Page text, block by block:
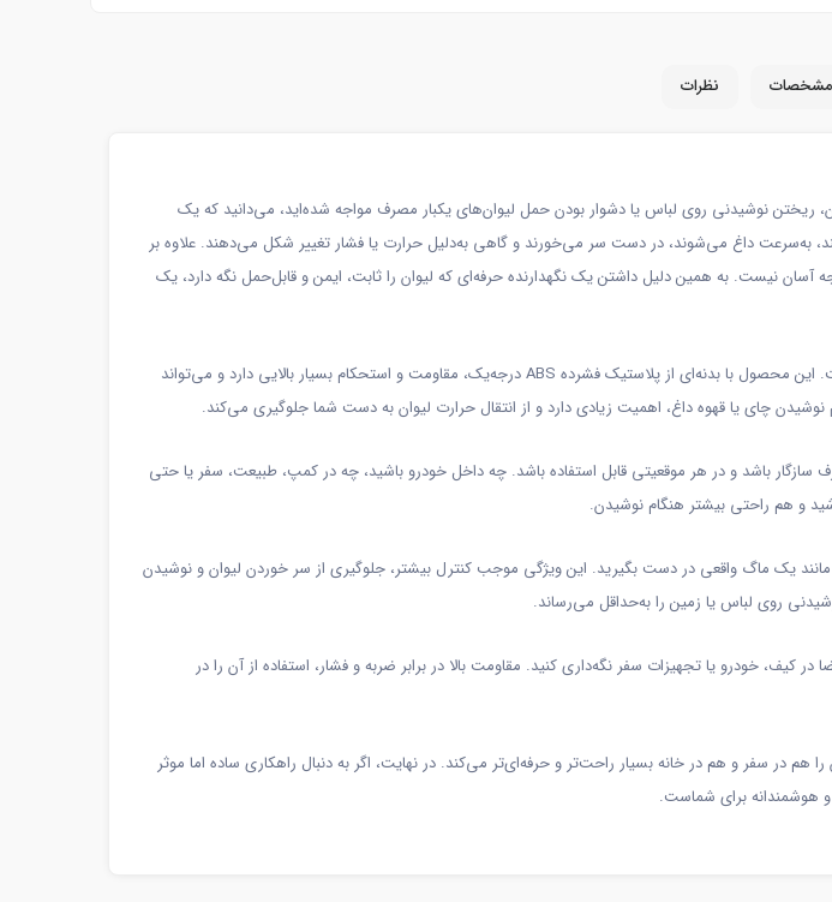
مشخصات نظرات
ریختن نوشیدنی روی لباس یا دشوار بودن حمل لیوان‌های یکبار مصرف مواجه شده‌اید، می‌دانید که یک
به‌سرعت داغ می‌شوند، در دست سر می‌خورند و گاهی به‌دلیل حرارت یا فشار تغییر شکل می‌دهند. علاوه بر
نیست. به همین دلیل داشتن یک نگهدارنده حرفه‌ای که لیوان را ثابت، ایمن و قابل‌حمل نگه دارد، یک
هولدر نگهدارنده لیوان یکبار مصرف و کاغذی بسته ۱۰ عددی، دقیقاً برای رفع این مشکل طراحی شده است. این محصول با بدنه‌ای از پلاستیک فشرده ABS درجه‌یک، مقاومت و استحکام بسیار بالایی دارد و می‌تواند
نوشیدن چای یا قهوه داغ، اهمیت زیادی دارد و از انتقال حرارت لیوان به دست شما جلوگیری می‌کند.
شده با اکثر لیوان‌های یکبار مصرف سازگار باشد و در هر موقعیتی قابل استفاده باشد. چه داخل خودرو باشید، چه در کمپ، طبیعت، سفر یا حتی
و هم راحتی بیشتر هنگام نوشیدن.
یک ماگ واقعی در دست بگیرید. این ویژگی موجب کنترل بیشتر، جلوگیری از سر خوردن لیوان و نوشیدن
روی لباس یا زمین را به‌حداقل می‌رساند.
خودرو یا تجهیزات سفر نگه‌داری کنید. مقاومت بالا در برابر ضربه و فشار، استفاده از آن را در
در سفر و هم در خانه بسیار راحت‌تر و حرفه‌ای‌تر می‌کند. در نهایت، اگر به دنبال راهکاری ساده اما موثر
و هوشمندانه برای شماست.